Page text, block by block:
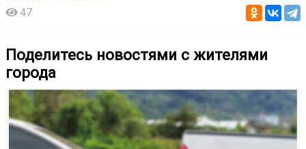
47
Поделитесь новостями с жителями
города